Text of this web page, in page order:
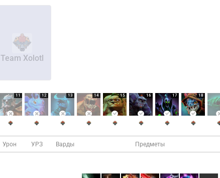
Team Xolotl
11 12 13 14 15 16 17 18
Урон УРЗ Варды Предметы